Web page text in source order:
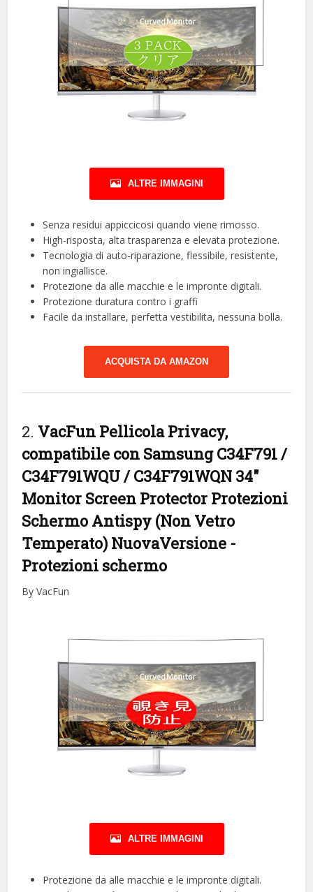
ALTRE IMMAGINI
Senza residui appiccicosi quando viene rimosso.
High-risposta, alta trasparenza e elevata protezione.
Tecnologia di auto-riparazione, flessibile, resistente,
non ingiallisce.
Protezione da alle macchie e le impronte digitali.
Protezione duratura contro i graffi
Facile da installare, perfetta vestibilita, nessuna bolla.
ACQUISTA DA AMAZON
2. VacFun Pellicola Privacy,
compatibile con Samsung C34F791 /
C34F791WQU / C34F791WQN 34″
Monitor Screen Protector Protezioni
Schermo Antispy (Non Vetro
Temperato) NuovaVersione -
Protezioni schermo
By VacFun
ALTRE IMMAGINI
Protezione da alle macchie e le impronte digitali.